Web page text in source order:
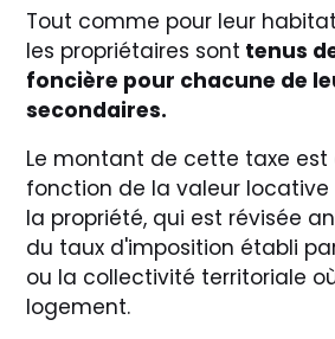
Tout comme pour leur
les propriétaires sont tenus
foncière pour chacune de
secondaires.
Le montant de cette taxe
fonction de la valeur
la propriété, qui est révisée
du taux d'imposition établi
ou la collectivité territoriale
logement.